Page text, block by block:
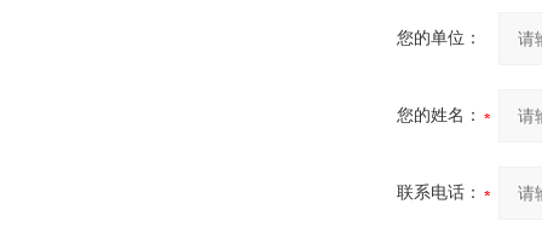
您的单位：
您的姓名：
联系电话：